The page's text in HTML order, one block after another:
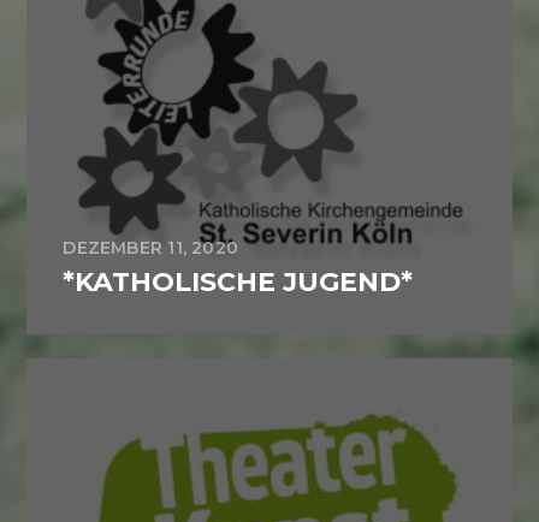
DEZEMBER 11, 2020
*KATHOLISCHE JUGEND*